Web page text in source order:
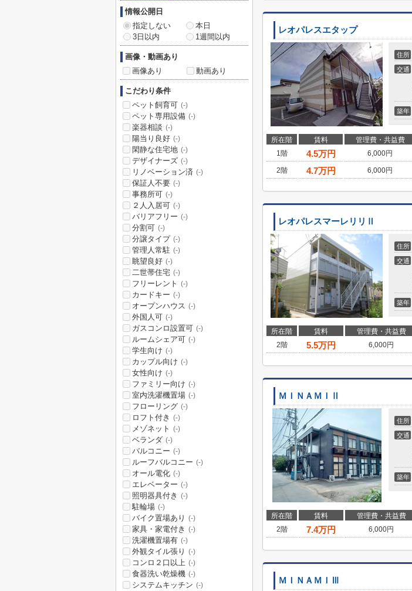
レオパレスエタップ
住所
交通
築年
所在階 賃料 管理費・共益費
1階
4.5万円 6,000円
2階
4.7万円 6,000円
レオパレスマーレリリⅡ
住所
交通
築年
所在階 賃料 管理費・共益費
2階
5.5万円 6,000円
ＭＩＮＡＭＩⅡ
住所
交通
築年
所在階 賃料 管理費・共益費
2階
7.4万円 6,000円
ＭＩＮＡＭＩⅢ
情報公開日
指定しない
本日
3日以内
1週間以内
画像・動画あり
画像あり
動画あり
こだわり条件
ペット飼育可 (-)
ペット専用設備 (-)
楽器相談 (-)
陽当り良好 (-)
閑静な住宅地 (-)
デザイナーズ (-)
リノベーション済 (-)
保証人不要 (-)
事務所可 (-)
２人入居可 (-)
バリアフリー (-)
分割可 (-)
分譲タイプ (-)
管理人常駐 (-)
眺望良好 (-)
二世帯住宅 (-)
フリーレント (-)
カードキー (-)
オープンハウス (-)
外国人可 (-)
ガスコンロ設置可 (-)
ルームシェア可 (-)
学生向け (-)
カップル向け (-)
女性向け (-)
ファミリー向け (-)
室内洗濯機置場 (-)
フローリング (-)
ロフト付き (-)
メゾネット (-)
ベランダ (-)
バルコニー (-)
ルーフバルコニー (-)
オール電化 (-)
エレベーター (-)
照明器具付き (-)
駐輪場 (-)
バイク置場あり (-)
家具・家電付き (-)
洗濯機置場有 (-)
外観タイル張り (-)
コンロ２口以上 (-)
食器洗い乾燥機 (-)
システムキッチン (-)